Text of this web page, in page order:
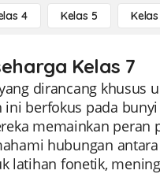
4 Kelas 5
Kelas 7
dirancang khusus
berfokus pada
memainkan peran
hubungan
latihan fonetik,